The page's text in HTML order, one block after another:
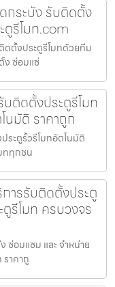
กระบัง รับติดตั้ง
รีโมท.com
ดตั้งประตูรีโมทด้วยทีม
ง ซ่อมแซ่
ติดตั้งประตูรีโมท
นมัติ ราคาถูก
ระตูรั้วรีโมทอัตโนมัติ
ททุกชน
ารรับติดตั้งประตู
รีโมท ครบวงจร
ซ่อมแซม และ จำหน่าย
ราคาถู